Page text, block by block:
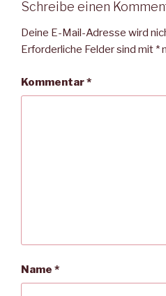
Schreibe einen
Deine E-Mail-Adresse wird
Erforderliche Felder sind mit *
Kommentar*
Name *